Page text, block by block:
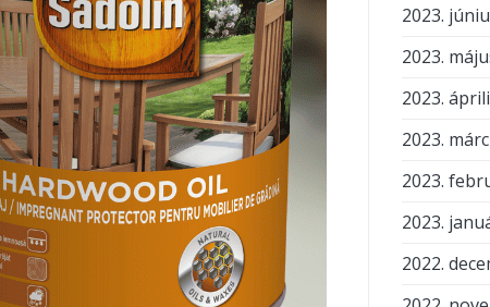
2023.
2023.
2023.
2023.
2023.
2023.
2022.